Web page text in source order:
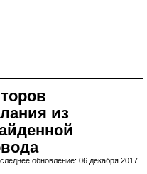
из
обновление: 06 декабря 2017